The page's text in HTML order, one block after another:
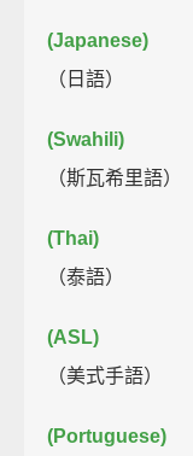
(Japanese)
（日語）
(Swahili)
（斯瓦希里語）
(Thai)
（泰語）
(ASL)
（美式手語）
(Portuguese)